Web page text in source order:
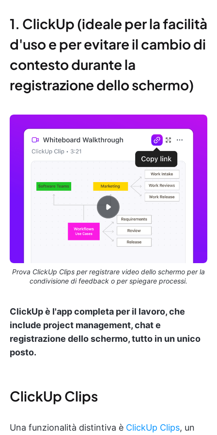
1. ClickUp (ideale per la facilità
d'uso e per evitare il cambio di
contesto durante la
registrazione dello schermo)
Prova ClickUp Clips per registrare video dello schermo per la
condivisione di feedback o per spiegare processi.
ClickUp è l'app completa per il lavoro, che
include project management, chat e
registrazione dello schermo, tutto in un unico
posto.
ClickUp Clips
Una funzionalità distintiva è ClickUp Clips, un